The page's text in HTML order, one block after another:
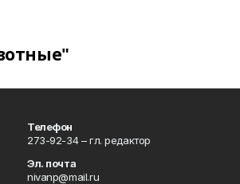
Телефон
273-92-34 – гл. редактор
Эл. почта
nivanp@mail.ru